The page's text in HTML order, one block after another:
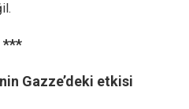
***
Gazze’deki etkisi